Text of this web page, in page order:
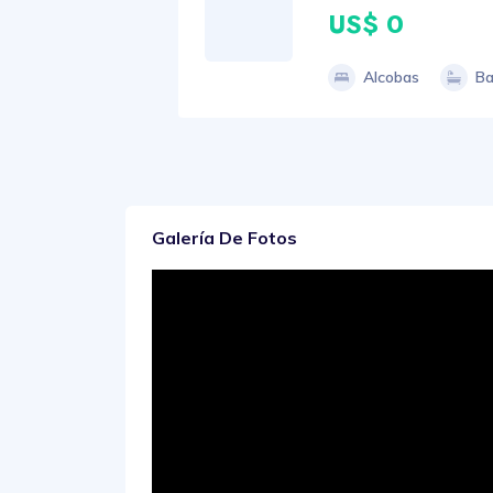
US$ 0
Alcobas
Galería De Fotos